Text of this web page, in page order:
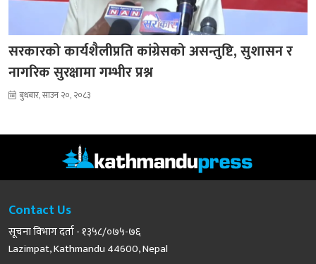
सरकारको कार्यशैलीप्रति कांग्रेसको असन्तुष्टि, सुशासन र
नागरिक सुरक्षामा गम्भीर प्रश्न
बुधबार, साउन २०, २०८३
Contact Us
सूचना विभाग दर्ता - १३५८/०७५-७६
Lazimpat, Kathmandu 44600, Nepal